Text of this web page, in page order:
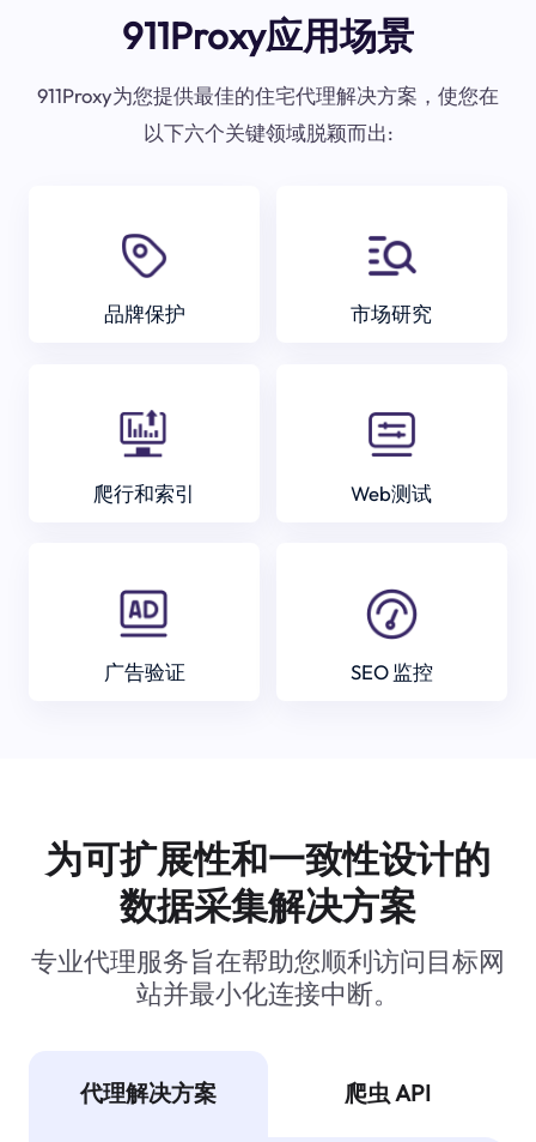
911Proxy应用场景
911Proxy为您提供最佳的住宅代理解决方案，使您在
以下六个关键领域脱颖而出:
品牌保护 市场研究
爬行和索引 Web测试
广告验证 SEO 监控
为可扩展性和一致性设计的
数据采集解决方案
专业代理服务旨在帮助您顺利访问目标网
站并最小化连接中断。
代理解决方案 爬虫 API